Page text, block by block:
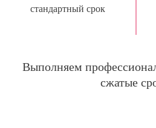
стандартный срок
Выполняем
сжатые